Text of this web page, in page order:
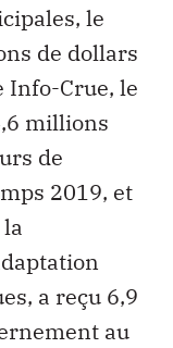
le
de dollars
Info-Crue, le
millions
de
2019, et
a reçu 6,9
au